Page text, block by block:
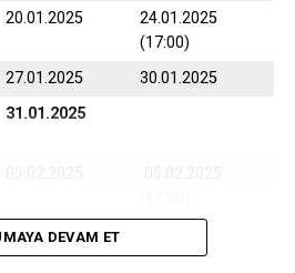
20.01.2025
24.01.2025
(17:00)
27.01.2025
30.01.2025
31.01.2025
06.02.2025
(17:00)
DEVAM ET